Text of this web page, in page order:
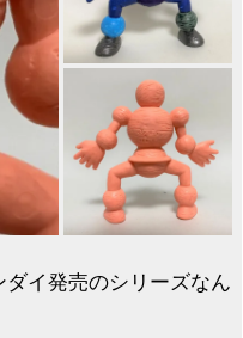
イ発売のシリーズなん